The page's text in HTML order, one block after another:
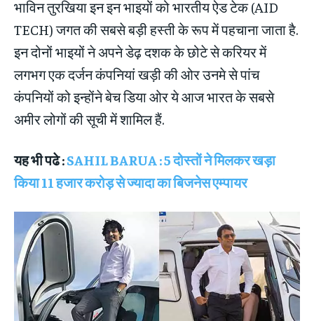
भाविन तुरखिया इन इन भाइयों को भारतीय ऐड टेक (AID
TECH) जगत की सबसे बड़ी हस्ती के रूप में पहचाना जाता है.
इन दोनों भाइयों ने अपने डेढ़ दशक के छोटे से करियर में
लगभग एक दर्जन कंपनियां खड़ी की ओर उनमे से पांच
कंपनियों को इन्होंने बेच डिया ओर ये आज भारत के सबसे
अमीर लोगों की सूची में शामिल हैं.
यह भी पढे :SAHIL BARUA : 5 दोस्तों ने मिलकर खड़ा
किया 11 हजार करोड़ से ज्यादा का बिजनेस एम्पायर